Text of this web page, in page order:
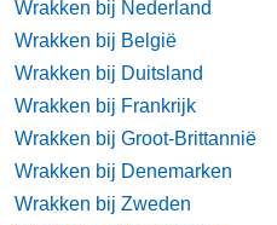
Wrakken bij Nederland
Wrakken bij België
Wrakken bij Duitsland
Wrakken bij Frankrijk
Wrakken bij Groot-Brittannië
Wrakken bij Denemarken
Wrakken bij Zweden